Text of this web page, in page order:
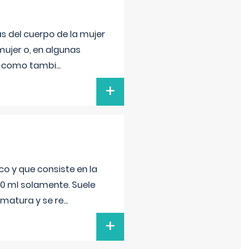
del cuerpo de la mujer
o, en algunas
como tambi...
+
y que consiste en la
ml solamente. Suele
y se re...
+